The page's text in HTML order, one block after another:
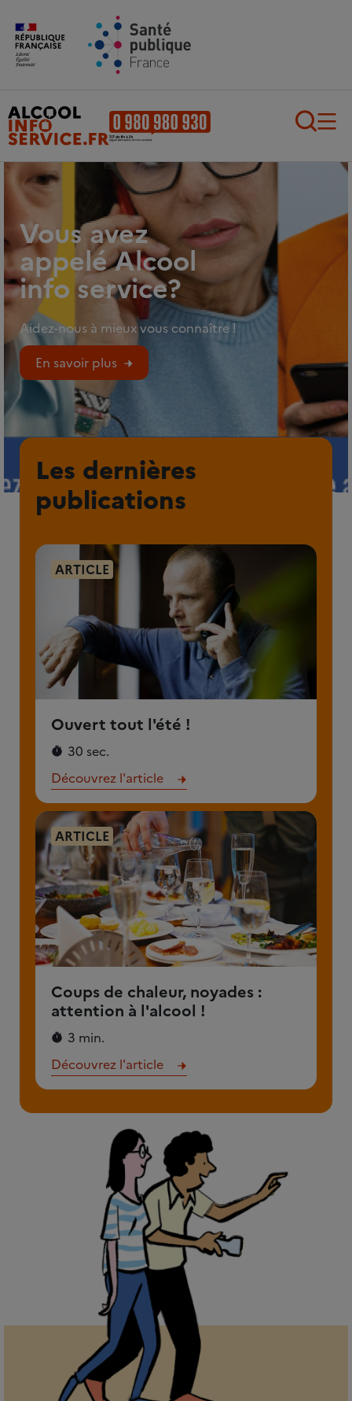
Aller au contenu principal
Vous avez
appelé Alcool
info service?
Aidez-nous à mieux vous connaître !
En savoir plus
Les dernières
publications
ARTICLE
Ouvert tout l'été !
30 sec.
Découvrez l'article
ARTICLE
Coups de chaleur, noyades :
attention à l'alcool !
3 min.
Découvrez l'article